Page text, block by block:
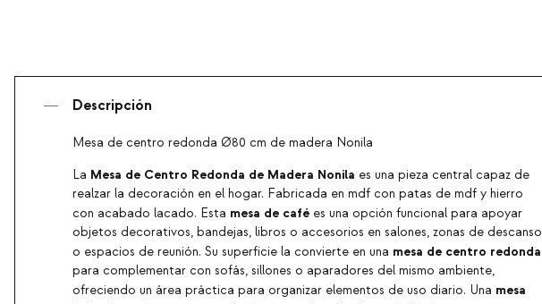
Descripción
Mesa de centro redonda Ø80 cm de madera Nonila
La Mesa de Centro Redonda de Madera Nonila es una pieza central capaz de
realzar la decoración en el hogar. Fabricada en mdf con patas de mdf y hierro
con acabado lacado. Esta mesa de café es una opción funcional para apoyar
objetos decorativos, bandejas, libros o accesorios en salones, zonas de descanso
o espacios de reunión. Su superficie la convierte en una mesa de centro redonda
para complementar con sofás, sillones o aparadores del mismo ambiente,
ofreciendo un área práctica para organizar elementos de uso diario. Una mesa